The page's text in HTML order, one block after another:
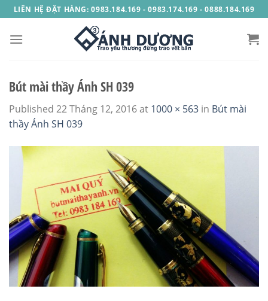
Skip
to
content
LIÊN HỆ ĐẶT HÀNG: 0983.184.169 - 0983.174.169 - 0888.184.169
Bút mài thầy Ánh SH 039
Published 22 Tháng 12, 2016at 1000 × 563 in Bút mài
thầy Ánh SH 039